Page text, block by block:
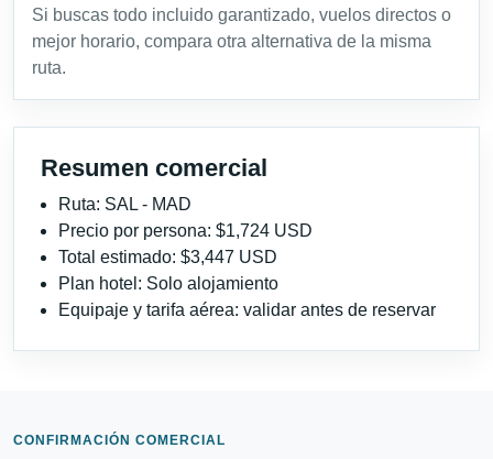
Si buscas todo incluido garantizado, vuelos directos o
mejor horario, compara otra alternativa de la misma
ruta.
Resumen comercial
Ruta: SAL - MAD
Precio por persona: $1,724 USD
Total estimado: $3,447 USD
Plan hotel: Solo alojamiento
Equipaje y tarifa aérea: validar antes de reservar
CONFIRMACIÓN COMERCIAL